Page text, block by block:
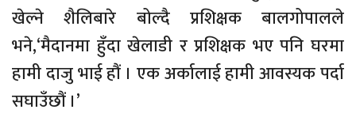
खेल्ने शैलिबारे बोल्दै प्रशिक्षक बालगोपालले
भने,‘मैदानमा हुँदा खेलाडी र प्रशिक्षक भए पनि घरमा
हामी दाजु भाई हौं । एक अर्कालाई हामी आवस्यक पर्दा
सघाउँछौं ।’